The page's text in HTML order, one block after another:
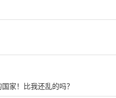
家！比我还乱的吗？